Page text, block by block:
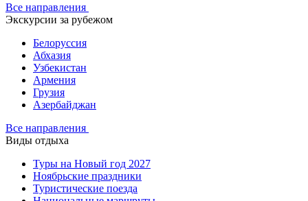
Все направления
Экскурсии за рубежом
Белоруссия
Абхазия
Узбекистан
Армения
Грузия
Азербайджан
Все направления
Виды отдыха
Туры на Новый год 2027
Ноябрьские праздники
Туристические поезда